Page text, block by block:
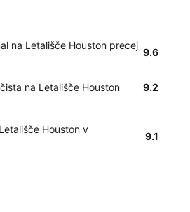
na Letališče Houston precej
9.6
na Letališče Houston 9.2
Houston v
9.1